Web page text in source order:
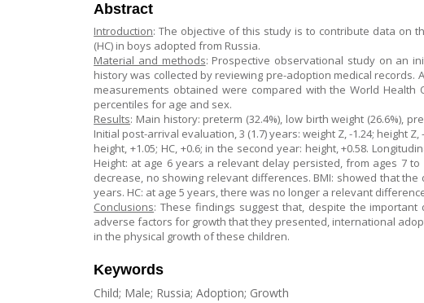
Abstract
Introduction: The objective of this study is to contribute data on
(HC) in boys adopted from Russia.
Material and methods: Prospective observational study on an
history was collected by reviewing pre-adoption medical
measurements obtained were compared with the World Health
percentiles for age and sex.
Results: Main history: preterm (32.4%), low birth weight (26.6%),
Initial post-arrival evaluation, 3 (1.7) years: weight Z, -1.24; height
height, +1.05; HC, +0.6; in the second year: height, +0.58.
Height: at age 6 years a relevant delay persisted, from ages 7
decrease, no showing relevant differences. BMI: showed that
years. HC: at age 5 years, there was no longer a relevant
Conclusions: These findings suggest that, despite the
adverse factors for growth that they presented, international
in the physical growth of these children.
Keywords
Child; Male; Russia; Adoption; Growth